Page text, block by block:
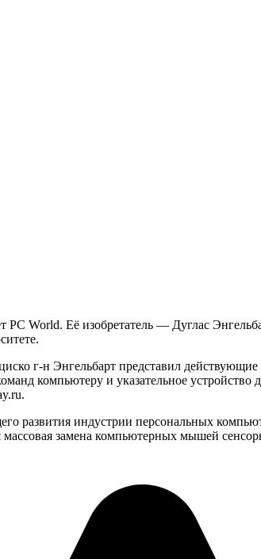
World. Её изобретатель — Дуглас
г-н Энгельбарт представил действующие
компьютеру и указательное
развития индустрии персональных
массовая замена компьютерных мышей